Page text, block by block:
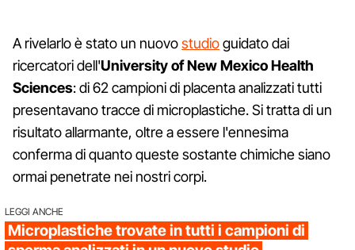
A rivelarlo è stato un nuovostudioguidato dai
ricercatori dell'University of New Mexico Health
Sciences: di 62 campioni di placenta analizzati tutti
presentavano tracce di microplastiche. Si tratta di un
risultato allarmante, oltre a essere l'ennesima
conferma di quanto queste sostante chimiche siano
ormai penetrate nei nostri corpi.
LEGGI ANCHE
Microplastiche trovate in tutti i campioni di